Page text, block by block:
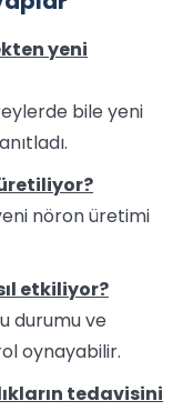
yeni
bile yeni
nöron üretimi
etkiliyor?
durumu ve
oynayabilir.
tedavisini